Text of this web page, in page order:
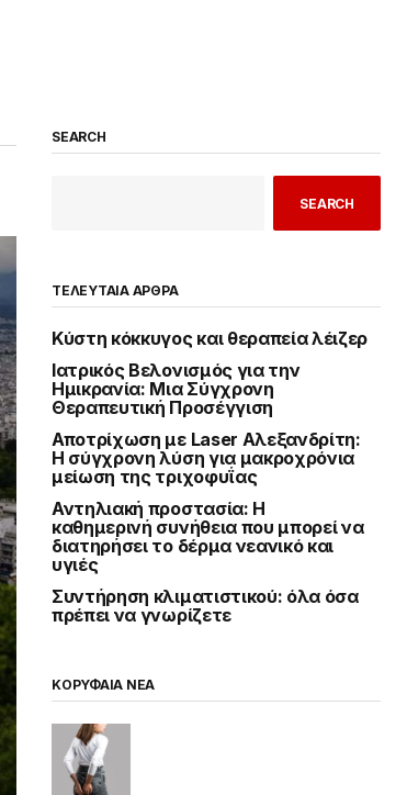
SEARCH
SEARCH
ΤΕΛΕΥΤΑΙΑ ΑΡΘΡΑ
Κύστη κόκκυγος και θεραπεία λέιζερ
Ιατρικός Βελονισμός για την
Ημικρανία: Μια Σύγχρονη
Θεραπευτική Προσέγγιση
Αποτρίχωση με Laser Αλεξανδρίτη:
Η σύγχρονη λύση για μακροχρόνια
μείωση της τριχοφυΐας
Αντηλιακή προστασία: Η
καθημερινή συνήθεια που μπορεί να
διατηρήσει το δέρμα νεανικό και
υγιές
Συντήρηση κλιματιστικού: όλα όσα
πρέπει να γνωρίζετε
ΚΟΡΥΦΑΙΑ ΝΕΑ